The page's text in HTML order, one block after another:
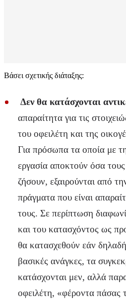
Βάσει σχετικής διάταξης:
Δεν θα κατάσχονται
απαραίτητα για τις
του οφειλέτη και της
Για πρόσωπα τα οποία με
εργασία αποκτούν όσα τους
ζήσουν, εξαιρούνται από
πράγματα που είναι
τους. Σε περίπτωση
και του κατασχόντος ως
θα κατασχεθούν εάν
βασικές ανάγκες, τα
κατάσχονται μεν, αλλά
οφειλέτη, «φέροντα πάσας